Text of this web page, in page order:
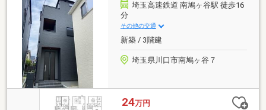
埼玉高速鉄道 南鳩ヶ谷駅 徒歩16
分
その他の交通
新築 / 3階建
埼玉県川口市南鳩ヶ谷７
24万円